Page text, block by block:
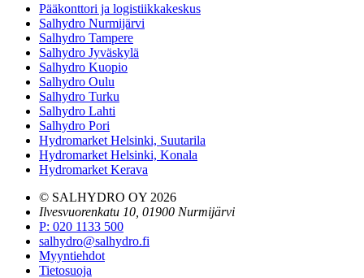
Pääkonttori ja logistiikkakeskus
Salhydro Nurmijärvi
Salhydro Tampere
Salhydro Jyväskylä
Salhydro Kuopio
Salhydro Oulu
Salhydro Turku
Salhydro Lahti
Salhydro Pori
Hydromarket Helsinki, Suutarila
Hydromarket Helsinki, Konala
Hydromarket Kerava
© SALHYDRO OY 2026
Ilvesvuorenkatu 10, 01900 Nurmijärvi
P: 020 1133 500
salhydro@salhydro.fi
Myyntiehdot
Tietosuoja